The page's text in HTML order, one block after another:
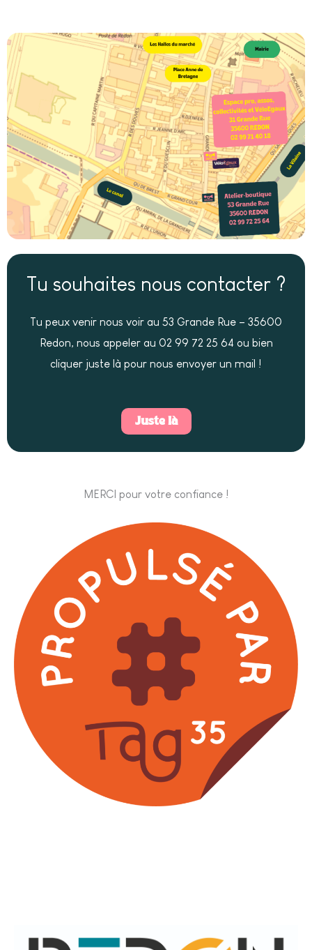
Tu souhaites nous contacter ?
Tu peux venir nous voir au 53 Grande Rue – 35600
Redon, nous appeler au 02 99 72 25 64 ou bien
cliquer juste là pour nous envoyer un mail !
Juste là
MERCI pour votre confiance !